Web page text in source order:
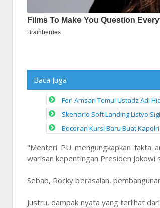
Baca Juga
Feri Amsari Temui Ustadz Adi
Skenario Soft Landing Listyo
Bocoran Kursi Baru Buat
"Menteri PU mengungkapkan fakta
warisan kepentingan Presiden Jokowi
Sebab, Rocky berasalan,
Justru, dampak nyata yang terlihat